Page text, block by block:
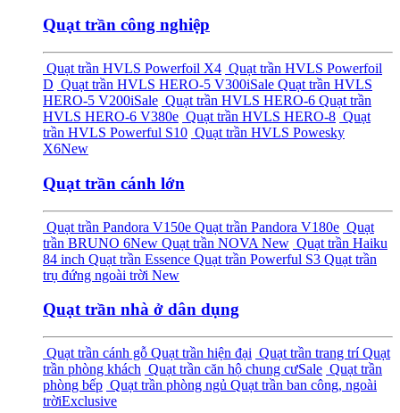
Quạt trần công nghiệp
Quạt trần HVLS Powerfoil X4 Quạt trần HVLS Powerfoil
D Quạt trần HVLS HERO-5 V300iSale Quạt trần HVLS
HERO-5 V200iSale Quạt trần HVLS HERO-6 Quạt trần
HVLS HERO-6 V380e Quạt trần HVLS HERO-8 Quạt
trần HVLS Powerful S10 Quạt trần HVLS Powesky
X6New
Quạt trần cánh lớn
Quạt trần Pandora V150e Quạt trần Pandora V180e Quạt
trần BRUNO 6New Quạt trần NOVA New Quạt trần Haiku
84 inch Quạt trần Essence Quạt trần Powerful S3 Quạt trần
trụ đứng ngoài trời New
Quạt trần nhà ở dân dụng
Quạt trần cánh gỗ Quạt trần hiện đại Quạt trần trang tríQuạt
trần phòng khách Quạt trần căn hộ chung cưSale Quạt trần
phòng bếp Quạt trần phòng ngủ Quạt trần ban công, ngoài
trờiExclusive